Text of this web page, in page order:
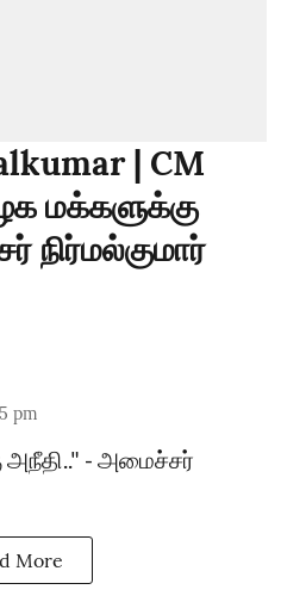
| CM
மக்களுக்கு
நிர்மல்குமார்
pm
அநீதி.." - அமைச்சர்
More